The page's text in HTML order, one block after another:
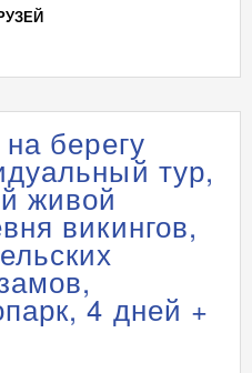
берегу
тур,
живой
викингов,
4 дней +